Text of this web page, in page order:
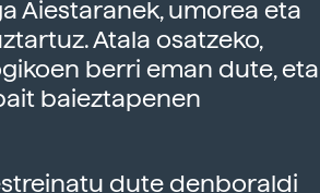
Aiestaranek, umorea eta
Atala osatzeko,
berri eman dute, eta
baieztapenen
dute denboraldi